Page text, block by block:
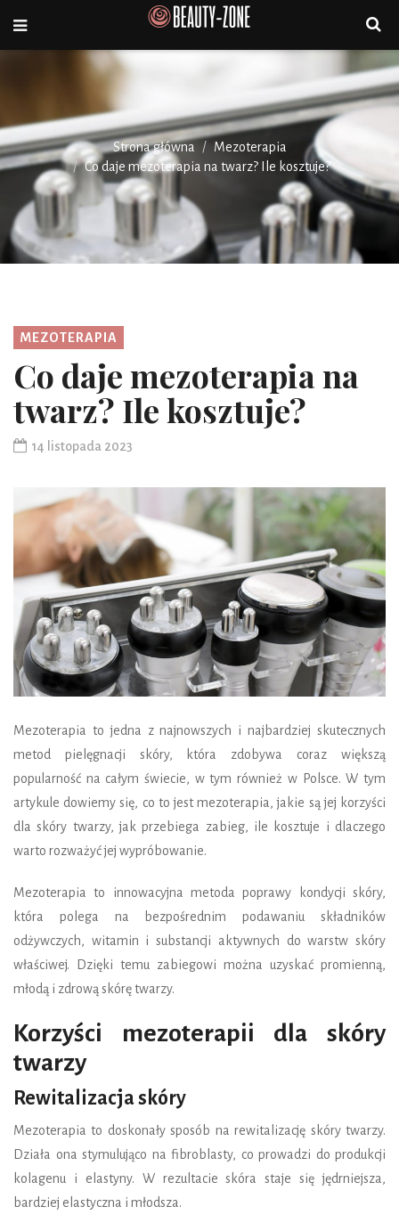
Strona główna
Mezoterapia
Co daje mezoterapia na twarz? Ile kosztuje?
MEZOTERAPIA
Co daje mezoterapia na
twarz? Ile kosztuje?
14 listopada 2023
Mezoterapia to jedna z najnowszych i najbardziej skutecznych
metod pielęgnacji skóry, która zdobywa coraz większą
popularność na całym świecie, w tym również w Polsce. W tym
artykule dowiemy się, co to jest mezoterapia, jakie są jej korzyści
dla skóry twarzy, jak przebiega zabieg, ile kosztuje i dlaczego
warto rozważyć jej wypróbowanie.
Mezoterapia to innowacyjna metoda poprawy kondycji skóry,
która polega na bezpośrednim podawaniu składników
odżywczych, witamin i substancji aktywnych do warstw skóry
właściwej. Dzięki temu zabiegowi można uzyskać promienną,
młodą i zdrową skórę twarzy.
Korzyści mezoterapii dla skóry
twarzy
Rewitalizacja skóry
Mezoterapia to doskonały sposób na rewitalizację skóry twarzy.
Działa ona stymulująco na fibroblasty, co prowadzi do produkcji
kolagenu i elastyny. W rezultacie skóra staje się jędrniejsza,
bardziej elastyczna i młodsza.